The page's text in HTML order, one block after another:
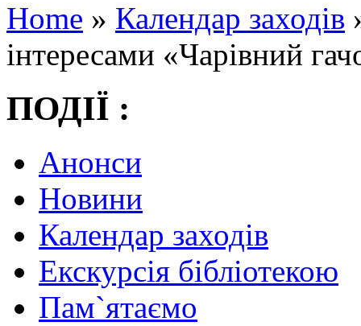
Home » Календар заходів
інтересами «Чарівний
ПОДІЇ :
Анонси
Новини
Календар заходів
Екскурсія бібліотекою
Пам`ятаємо